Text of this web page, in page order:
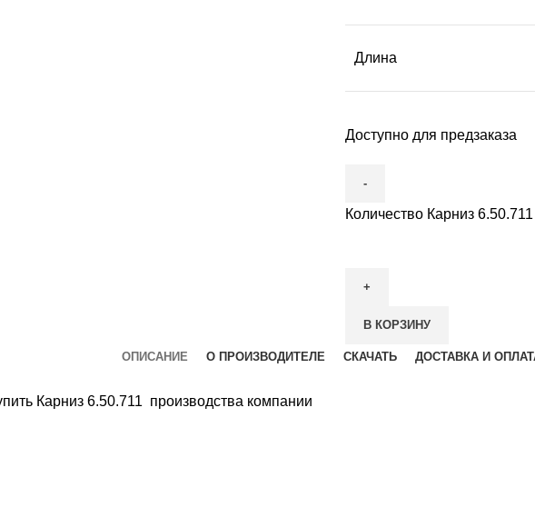
Длина
Доступно для предзаказа
Количество Карниз 6.50.711
В КОРЗИНУ
ОПИСАНИЕ О ПРОИЗВОДИТЕЛЕ СКАЧАТЬ ДОСТАВКА И
Карниз 6.50.711 производства компании